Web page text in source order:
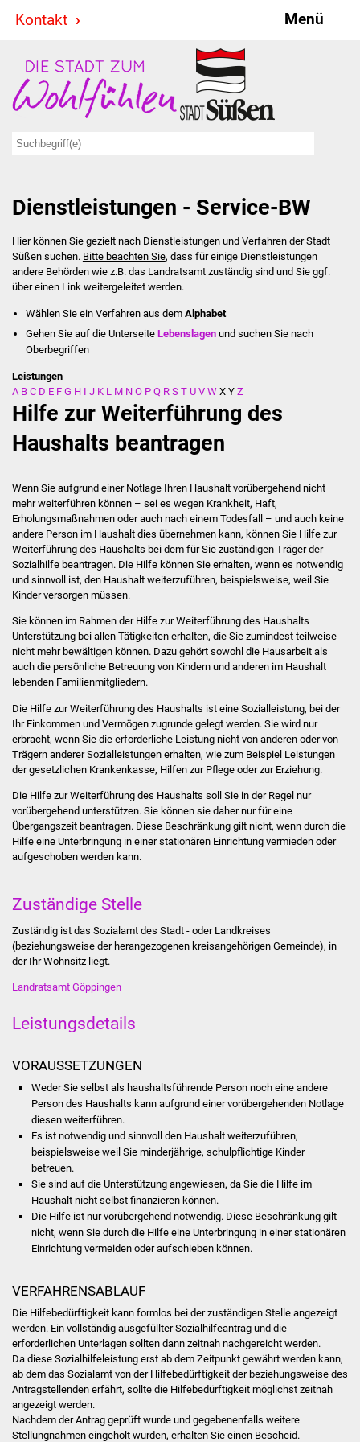
Kontakt Menü
Stadt & Politik
Bürgermeister
Ausschüsse
Ratsinformationssystem
Jugendbeirat
Summerrockfestival
Stadtverwaltung
Stellenangebote
Kontakt
Veröffentlichungen
Ortsrecht
FNP / Bebauungspläne
Stadtinfo
Jubiläumsjahr 2021
Partnerstädte
Projekte
Sanierung Hallenbad
Was erledige ich wo
Dienstleistungen
Lebenslagen
Formulare
Schulen
Kindergärten
Kolping-Musikschule
Dienstleistungen - Service-BW
Hier können Sie gezielt nach Dienstleistungen und Verfahren der Stadt
Süßen suchen. Bitte beachten Sie, dass für einige Dienstleistungen
andere Behörden wie z.B. das Landratsamt zuständig sind und Sie ggf.
über einen Link weitergeleitet werden.
Wählen Sie ein Verfahren aus dem Alphabet
Gehen Sie auf die UnterseiteLebenslagen und suchen Sie nach
Oberbegriffen
Leistungen
A B C D E F G H I J K L M N O P Q R S T U V W X Y Z
Hilfe zur Weiterführung des
Haushalts beantragen
Wenn Sie aufgrund einer Notlage Ihren Haushalt vorübergehend nicht
mehr weiterführen können – sei es wegen Krankheit, Haft,
Erholungsmaßnahmen oder auch nach einem Todesfall – und auch keine
andere Person im Haushalt dies übernehmen kann, können Sie Hilfe zur
Weiterführung des Haushalts bei dem für Sie zuständigen Träger der
Sozialhilfe beantragen. Die Hilfe können Sie erhalten, wenn es notwendig
und sinnvoll ist, den Haushalt weiterzuführen, beispielsweise, weil Sie
Kinder versorgen müssen.
Sie können im Rahmen der Hilfe zur Weiterführung des Haushalts
Unterstützung bei allen Tätigkeiten erhalten, die Sie zumindest teilweise
nicht mehr bewältigen können. Dazu gehört sowohl die Hausarbeit als
auch die persönliche Betreuung von Kindern und anderen im Haushalt
lebenden Familienmitgliedern.
Die Hilfe zur Weiterführung des Haushalts ist eine Sozialleistung, bei der
Ihr Einkommen und Vermögen zugrunde gelegt werden. Sie wird nur
erbracht, wenn Sie die erforderliche Leistung nicht von anderen oder von
Trägern anderer Sozialleistungen erhalten, wie zum Beispiel Leistungen
der gesetzlichen Krankenkasse, Hilfen zur Pflege oder zur Erziehung.
Die Hilfe zur Weiterführung des Haushalts soll Sie in der Regel nur
vorübergehend unterstützen. Sie können sie daher nur für eine
Übergangszeit beantragen. Diese Beschränkung gilt nicht, wenn durch die
Hilfe eine Unterbringung in einer stationären Einrichtung vermieden oder
aufgeschoben werden kann.
Zuständige Stelle
Zuständig ist das Sozialamt des Stadt - oder Landkreises
(beziehungsweise der herangezogenen kreisangehörigen Gemeinde), in
der Ihr Wohnsitz liegt.
Landratsamt Göppingen
Leistungsdetails
VORAUSSETZUNGEN
Weder Sie selbst als haushaltsführende Person noch eine andere
Person des Haushalts kann aufgrund einer vorübergehenden Notlage
diesen weiterführen.
Es ist notwendig und sinnvoll den Haushalt weiterzuführen,
beispielsweise weil Sie minderjährige, schulpflichtige Kinder
betreuen.
Sie sind auf die Unterstützung angewiesen, da Sie die Hilfe im
Haushalt nicht selbst finanzieren können.
Die Hilfe ist nur vorübergehend notwendig. Diese Beschränkung gilt
nicht, wenn Sie durch die Hilfe eine Unterbringung in einer stationären
Einrichtung vermeiden oder aufschieben können.
VERFAHRENSABLAUF
Die Hilfebedürftigkeit kann formlos bei der zuständigen Stelle angezeigt
werden. Ein vollständig ausgefüllter Sozialhilfeantrag und die
erforderlichen Unterlagen sollten dann zeitnah nachgereicht werden.
Da diese Sozialhilfeleistung erst ab dem Zeitpunkt gewährt werden kann,
ab dem das Sozialamt von der Hilfebedürftigkeit der beziehungsweise des
Antragstellenden erfährt, sollte die Hilfebedürftigkeit möglichst zeitnah
angezeigt werden.
Nachdem der Antrag geprüft wurde und gegebenenfalls weitere
Stellungnahmen eingeholt wurden, erhalten Sie einen Bescheid.